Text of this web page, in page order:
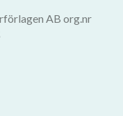
AB org.nr